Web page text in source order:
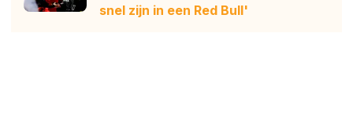
snel zijn in een Red Bull'